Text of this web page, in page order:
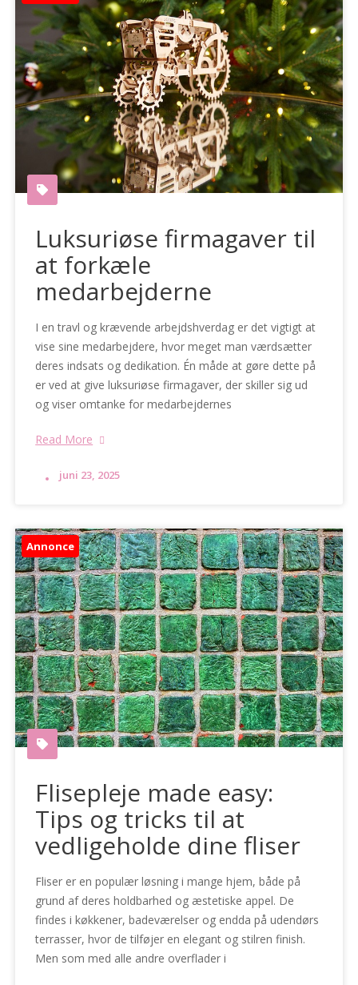
Luksuriøse firmagaver til
at forkæle
medarbejderne
I en travl og krævende arbejdshverdag er det vigtigt at
vise sine medarbejdere, hvor meget man værdsætter
deres indsats og dedikation. Én måde at gøre dette på
er ved at give luksuriøse firmagaver, der skiller sig ud
og viser omtanke for medarbejdernes
Read More
juni 23, 2025
Annonce
Flisepleje made easy:
Tips og tricks til at
vedligeholde dine fliser
Fliser er en populær løsning i mange hjem, både på
grund af deres holdbarhed og æstetiske appel. De
findes i køkkener, badeværelser og endda på udendørs
terrasser, hvor de tilføjer en elegant og stilren finish.
Men som med alle andre overflader i